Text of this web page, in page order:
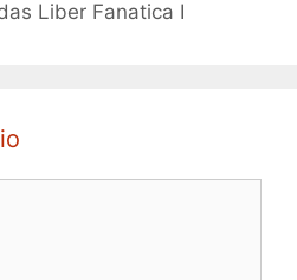
Liber Fanatica I